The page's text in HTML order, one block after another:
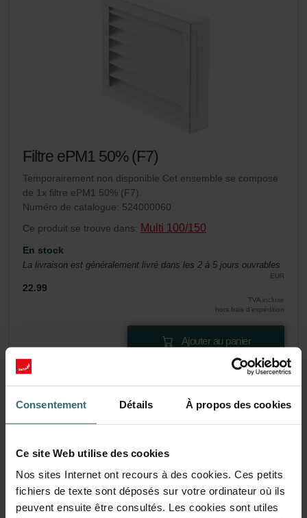
Consentement Détails À propos des cookies
Ce site Web utilise des cookies
Nos sites Internet ont recours à des cookies. Ces petits
fichiers de texte sont déposés sur votre ordinateur où ils
peuvent ensuite être consultés. Les cookies sont utiles
Filtre ePM1 50% (F7)
Temporairement non disponible Cet ensemble se compose
de 1x filtre ePM1 50% (F7).
Numéro de catalogue: 524000060
Ce produit se trouve dans: Multi 100/150
En stock
La livraison est généralement livré dans les 2 à 5 jours ouvrables
EUR
22.99
TVA incluse
hors frais d’expédition
Ajouter au panier
Obtenez votre produit avec une réduction de
15%
S’abonner et repasser des commandes automatiquement et
particuliers)
19.54 22.99
TVA incluse